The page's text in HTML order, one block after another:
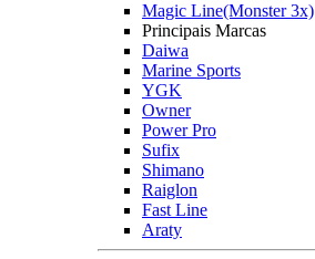
Magic Line(Monster 3x)
Principais Marcas
Daiwa
Marine Sports
YGK
Owner
Power Pro
Sufix
Shimano
Raiglon
Fast Line
Araty